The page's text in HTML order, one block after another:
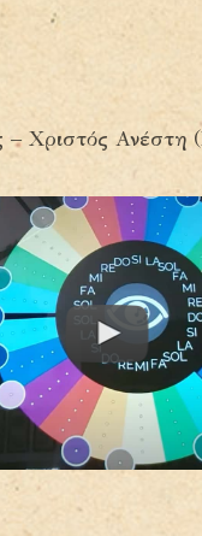
– Χριστός Ανέστη